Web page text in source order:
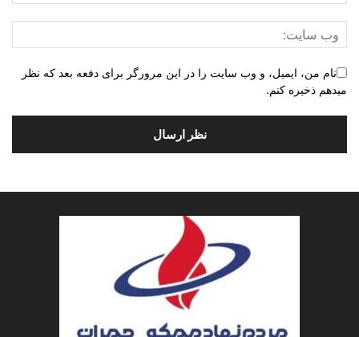
نام من، ایمیل، و وب سایت را در این مرورگر برای دفعه بعد که نظر
میدهم ذخیره کنم.